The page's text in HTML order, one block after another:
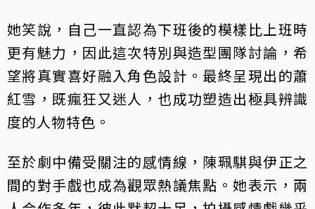
她笑說，自己一直認為下班後的模樣比上班時
更有魅力，因此這次特別與造型團隊討論，希
望將真實喜好融入角色設計。最終呈現出的蕭
紅雪，既瘋狂又迷人，也成功塑造出極具辨識
度的人物特色。
至於劇中備受關注的感情線，陳珮騏與伊正之
間的對手戲也成為觀眾熱議焦點。她表示，兩